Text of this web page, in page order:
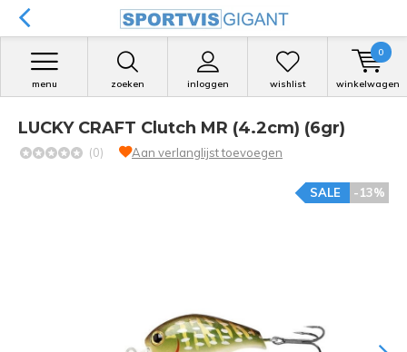
zoeken inloggen
menu wishlist winkelwagen
0
LUCKY CRAFT Clutch MR (4.2cm) (6gr)
(0) Aan verlanglijst toevoegen
-13%
SALE